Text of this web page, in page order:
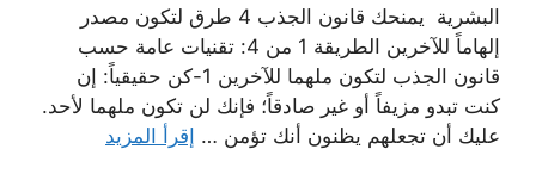
البشرية يمنحك قانون الجذب 4 طرق لتكون مصدر
إلهاماً للآخرين الطريقة 1 من 4: تقنيات عامة حسب
قانون الجذب لتكون ملهما للآخرين 1-كن حقيقياً: إن
كنت تبدو مزيفاً أو غير صادقاً؛ فإنك لن تكون ملهما لأحد.
عليك أن تجعلهم يظنون أنك تؤمن … إقرأ المزيد